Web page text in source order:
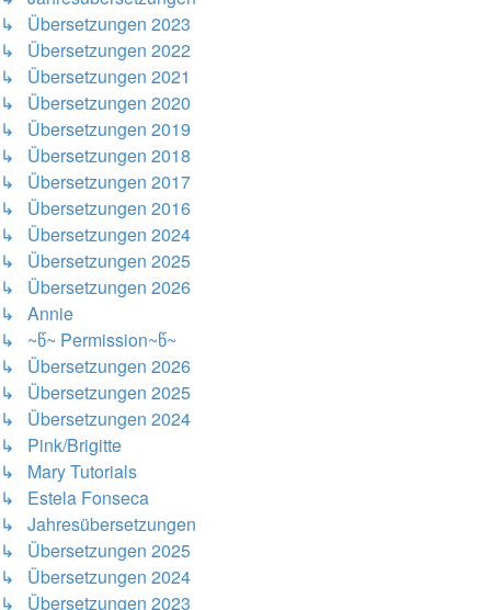
↳ Übersetzungen 2023
↳ Übersetzungen 2022
↳ Übersetzungen 2021
↳ Übersetzungen 2020
↳ Übersetzungen 2019
↳ Übersetzungen 2018
↳ Übersetzungen 2017
↳ Übersetzungen 2016
↳ Übersetzungen 2024
↳ Übersetzungen 2025
↳ Übersetzungen 2026
↳ Annie
↳ ~წ~ Permission~წ~
↳ Übersetzungen 2026
↳ Übersetzungen 2025
↳ Übersetzungen 2024
↳ Pink/Brigitte
↳ Mary Tutorials
↳ Estela Fonseca
↳ Jahresübersetzungen
↳ Übersetzungen 2025
↳ Übersetzungen 2024
↳ Übersetzungen 2023